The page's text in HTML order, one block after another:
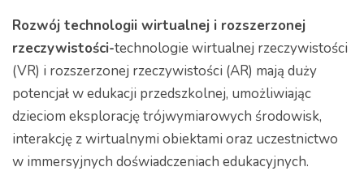
Rozwój technologii wirtualnej i rozszerzonej
rzeczywistości-technologie wirtualnej rzeczywistości
(VR) i rozszerzonej rzeczywistości (AR) mają duży
potencjał w edukacji przedszkolnej, umożliwiając
dzieciom eksplorację trójwymiarowych środowisk,
interakcję z wirtualnymi obiektami oraz uczestnictwo
w immersyjnych doświadczeniach edukacyjnych.